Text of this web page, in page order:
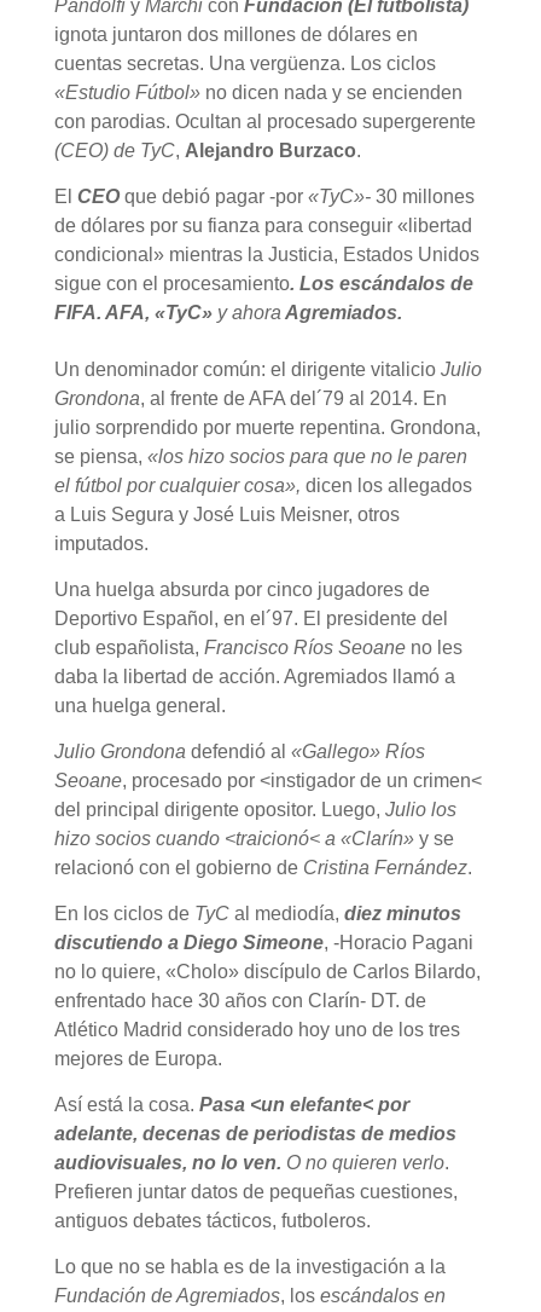
Pandolfi y Marchicon Fundación (El futbolista)
ignota juntaron dos millones de dólares en
cuentas secretas. Una vergüenza. Los ciclos
«Estudio Fútbol»no dicen nada y se encienden
con parodias. Ocultan al procesado supergerente
(CEO) de TyC, Alejandro Burzaco.
El CEO que debió pagar -por «TyC»-30 millones
de dólares por su fianza para conseguir «libertad
condicional» mientras la Justicia, Estados Unidos
sigue con el procesamiento. Los escándalos de
FIFA. AFA, «TyC» y ahoraAgremiados.
Un denominador común: el dirigente vitalicio Julio
Grondona, al frente de AFA del´79 al 2014. En
julio sorprendido por muerte repentina. Grondona,
se piensa, «los hizo socios para que no le paren
el fútbol por cualquier cosa», dicen los allegados
a Luis Segura y José Luis Meisner, otros
imputados.
Una huelga absurda por cinco jugadores de
Deportivo Español, en el´97. El presidente del
club españolista, Francisco Ríos Seoaneno les
daba la libertad de acción. Agremiados llamó a
una huelga general.
Julio Grondonadefendió al «Gallego» Ríos
Seoane, procesado por <instigador de un crimen<
del principal dirigente opositor. Luego, Julio los
hizo socios cuando <traicionó< a «Clarín»y se
relacionó con el gobierno de Cristina Fernández.
En los ciclos de TyCal mediodía, diez minutos
discutiendo a Diego Simeone, -Horacio Pagani
no lo quiere, «Cholo» discípulo de Carlos Bilardo,
enfrentado hace 30 años con Clarín- DT. de
Atlético Madrid considerado hoy uno de los tres
mejores de Europa.
Así está la cosa. Pasa <un elefante< por
adelante, decenas de periodistas demedios
audiovisuales, no lo ven. O no quieren verlo.
Prefieren juntar datosde pequeñas cuestiones,
antiguos debates tácticos, futboleros.
Lo que no se habla es de la investigación a la
Fundación de Agremiados, los escándalos en